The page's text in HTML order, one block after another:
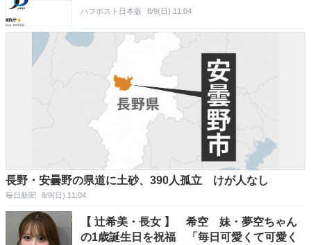
ハフポスト日本版 8/9(日) 11:04
長野・安曇野の県道に土砂、390人孤立 けが人なし
毎日新聞 8/9(日) 11:04
【 辻希美・長女 】 希空 妹・夢空ちゃん
の1歳誕生日を祝福 「毎日可愛くて可愛く